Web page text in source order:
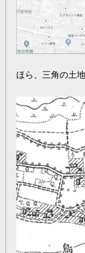
ほら、三角の土